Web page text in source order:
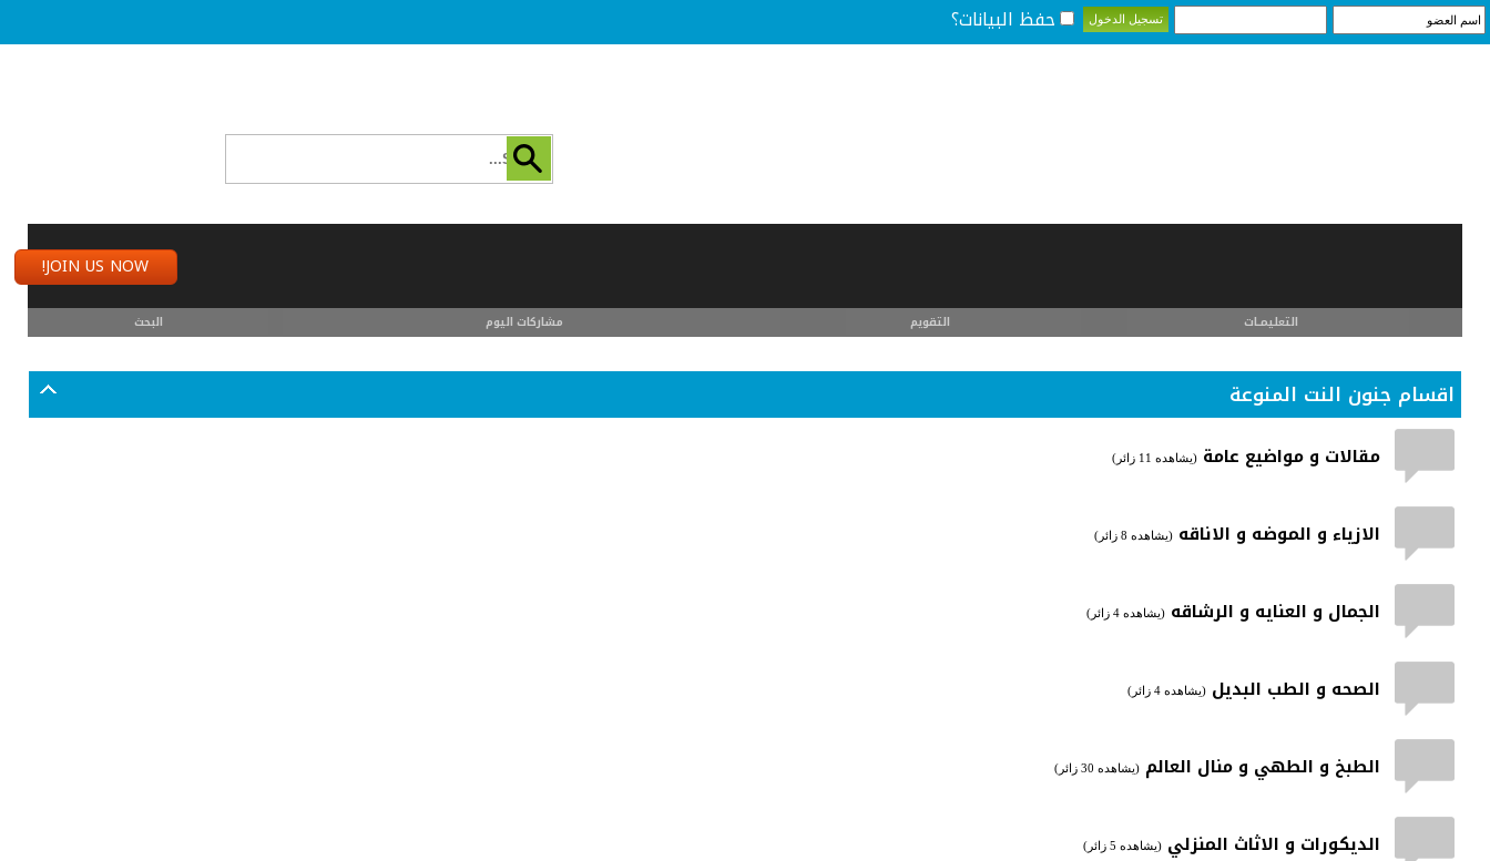
حفظ البيانات؟
JOIN US NOW!
التعليمـــات التقويم مشاركات اليوم البحث
اقسام جنون النت المنوعة
مقالات و مواضيع عامة (يشاهده 11 زائر)
الازياء و الموضه و الاناقه (يشاهده 8 زائر)
الجمال و العنايه و الرشاقه (يشاهده 4 زائر)
الصحه و الطب البديل (يشاهده 4 زائر)
الطبخ و الطهي و منال العالم (يشاهده 30 زائر)
الديكورات و الاثاث المنزلي (يشاهده 5 زائر)